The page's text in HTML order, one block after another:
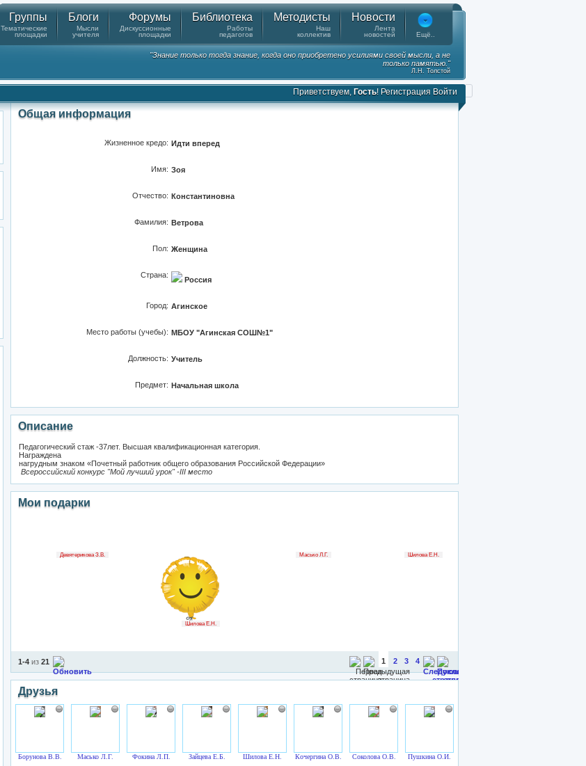
Группы
Тематические
площадки
Блоги
Мысли
учителя
Форумы
Дискуссионные
площадки
Библиотека
Работы
педагогов
Методисты
Наш
коллектив
Новости
Лента
новостей
Ещё..
"Знание только тогда знание, когда оно приобретено усилиями своей мысли, а не
только памятью."
Л.Н. Толстой
Приветствуем, Гость! Регистрация Войти
Общая информация
Жизненное кредо: Идти вперед
Имя: Зоя
Отчество: Константиновна
Фамилия: Ветрова
Пол: Женщина
Страна:
Россия
Город: Агинское
Место работы (учебы): МБОУ "Агинская СОШ№1"
Должность: Учитель
Предмет: Начальная школа
Описание
Педагогический стаж -37лет. Высшая квалификационная категория.
Награждена
нагрудным знаком «Почетный работник общего образования Российской Федерации»
Всероссийский конкурс "Мой лучший урок" -III место
Мои подарки
Девятерикова З.В.
Шилова Е.Н.
Масько Л.Г. Шилова Е.Н.
1-4 из 21 1 2 3 4
Друзья
Борунова В.В. Масько Л.Г. Фокина Л.П. Зайцева Е.Б. Шилова Е.Н. Кочергина О.В. Соколова О.В. Пушкина О.И.